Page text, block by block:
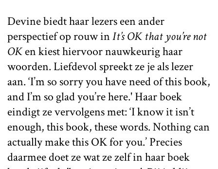
Devine biedt haar lezers een ander
perspectief op rouw inIt’s OK that you’re not
OKen kiest hiervoor nauwkeurig haar
woorden. Liefdevol spreekt ze je als lezer
aan. ‘I’m so sorry you have need of this book,
and I’m so glad you’re here.' Haar boek
eindigt ze vervolgens met: ‘I know it isn’t
enough, this book, these words. Nothing can
actually make this OK for you.’ Precies
daarmee doet ze wat ze zelf in haar boek